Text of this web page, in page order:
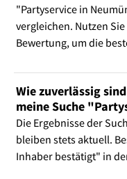
"Partyservice in
vergleichen. Nutzen
Bewertung, um die
Wie zuverlässig
meine Suche
Die Ergebnisse der
bleiben stets aktuell.
Inhaber bestätigt" in